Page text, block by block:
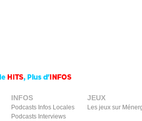
INFOS
Podcasts Infos Locales
Podcasts Interviews
JEUX
Les jeux sur